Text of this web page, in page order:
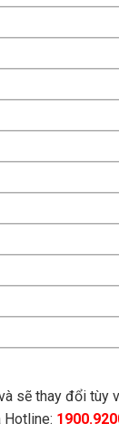
sẽ thay đổi
Hotline: